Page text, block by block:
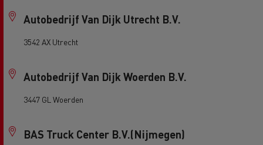
Autobedrijf Van Dijk Utrecht B.V.
3542 AX Utrecht
Autobedrijf Van Dijk Woerden B.V.
3447 GL Woerden
BAS Truck Center B.V.(Nijmegen)